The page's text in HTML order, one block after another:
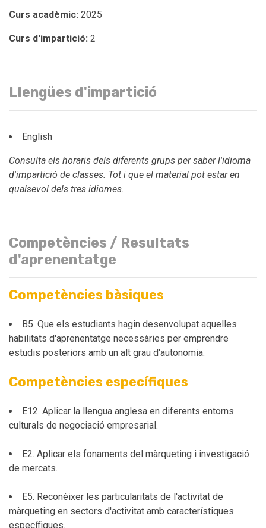
Curs acadèmic: 2025
Curs d'impartició: 2
Llengües d'impartició
English
Consulta els horaris dels diferents grups per saber l'idioma
d'impartició de classes. Tot i que el material pot estar en
qualsevol dels tres idiomes.
Competències / Resultats
d'aprenentatge
Competències bàsiques
B5. Que els estudiants hagin desenvolupat aquelles
habilitats d'aprenentatge necessàries per emprendre
estudis posteriors amb un alt grau d'autonomia.
Competències específiques
E12. Aplicar la llengua anglesa en diferents entorns
culturals de negociació empresarial.
E2. Aplicar els fonaments del màrqueting i investigació
de mercats.
E5. Reconèixer les particularitats de l'activitat de
màrqueting en sectors d'activitat amb característiques
específiques.